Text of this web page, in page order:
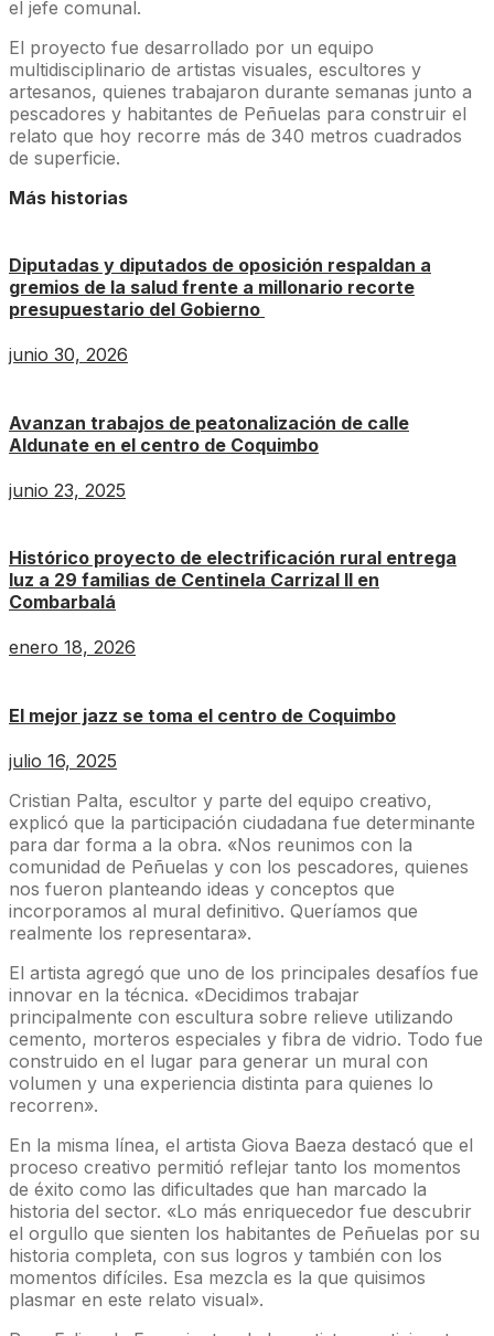
el jefe comunal.
El proyecto fue desarrollado por un equipo
multidisciplinario de artistas visuales, escultores y
artesanos, quienes trabajaron durante semanas junto a
pescadores y habitantes de Peñuelas para construir el
relato que hoy recorre más de 340 metros cuadrados
de superficie.
Más historias
Diputadas y diputados de oposición respaldan a
gremios de la salud frente a millonario recorte
presupuestario del Gobierno
junio 30, 2026
Avanzan trabajos de peatonalización de calle
Aldunate en el centro de Coquimbo
junio 23, 2025
Histórico proyecto de electrificación rural entrega
luz a 29 familias de Centinela Carrizal II en
Combarbalá
enero 18, 2026
El mejor jazz se toma el centro de Coquimbo
julio 16, 2025
Cristian Palta, escultor y parte del equipo creativo,
explicó que la participación ciudadana fue determinante
para dar forma a la obra. «Nos reunimos con la
comunidad de Peñuelas y con los pescadores, quienes
nos fueron planteando ideas y conceptos que
incorporamos al mural definitivo. Queríamos que
realmente los representara».
El artista agregó que uno de los principales desafíos fue
innovar en la técnica. «Decidimos trabajar
principalmente con escultura sobre relieve utilizando
cemento, morteros especiales y fibra de vidrio. Todo fue
construido en el lugar para generar un mural con
volumen y una experiencia distinta para quienes lo
recorren».
En la misma línea, el artista Giova Baeza destacó que el
proceso creativo permitió reflejar tanto los momentos
de éxito como las dificultades que han marcado la
historia del sector. «Lo más enriquecedor fue descubrir
el orgullo que sienten los habitantes de Peñuelas por su
historia completa, con sus logros y también con los
momentos difíciles. Esa mezcla es la que quisimos
plasmar en este relato visual».